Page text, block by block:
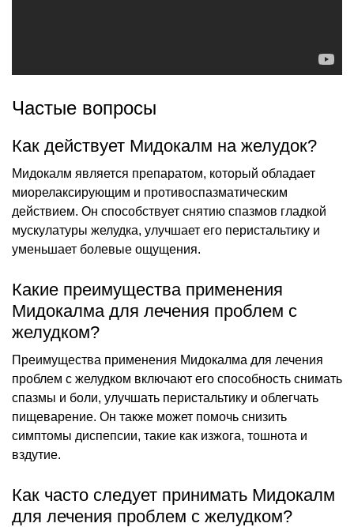
Частые вопросы
Как действует Мидокалм на желудок?
Мидокалм является препаратом, который обладает
миорелаксирующим и противоспазматическим
действием. Он способствует снятию спазмов гладкой
мускулатуры желудка, улучшает его перистальтику и
уменьшает болевые ощущения.
Какие преимущества применения
Мидокалма для лечения проблем с
желудком?
Преимущества применения Мидокалма для лечения
проблем с желудком включают его способность снимать
спазмы и боли, улучшать перистальтику и облегчать
пищеварение. Он также может помочь снизить
симптомы диспепсии, такие как изжога, тошнота и
вздутие.
Как часто следует принимать Мидокалм
для лечения проблем с желудком?